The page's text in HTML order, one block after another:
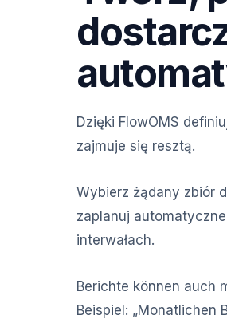
Dzięki FlowOMS
zajmuje się resztą.
Wybierz żądany zbiór
zaplanuj
interwałach.
Berichte können auch
Beispiel: „Monatlichen